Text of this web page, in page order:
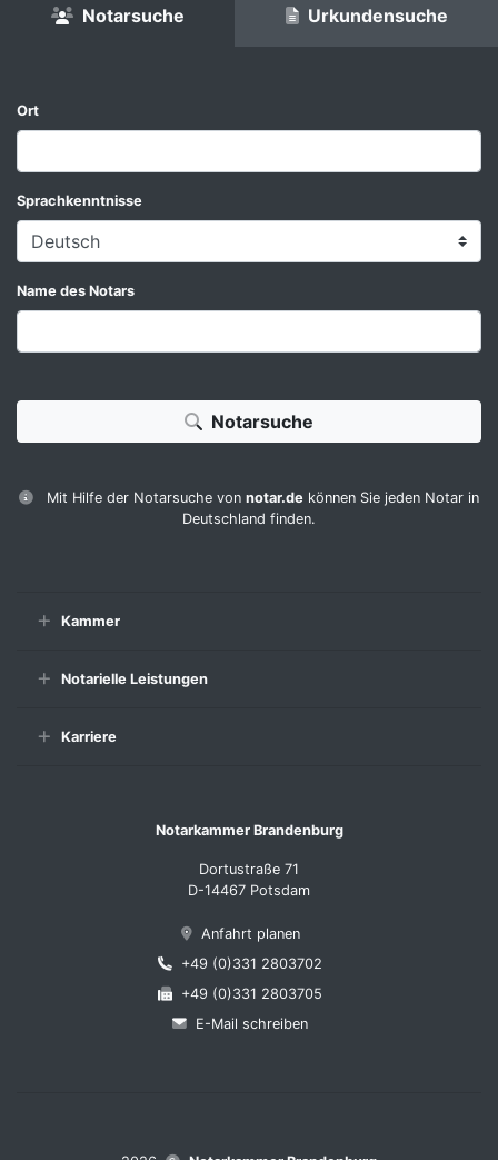
Notarsuche Urkundensuche
Ort
Sprachkenntnisse
Name des Notars
Notarsuche
Mit Hilfe der Notarsuche von notar.de können Sie jeden Notar in
Deutschland finden.
Kammer
Notarielle Leistungen
Karriere
Notarkammer Brandenburg
Dortustraße 71
D-14467 Potsdam
Anfahrt planen
+49 (0)331 2803702
+49 (0)331 2803705
E-Mail schreiben